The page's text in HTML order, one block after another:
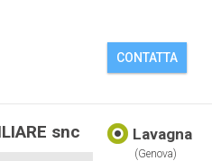
CONTATTA
snc Lavagna
(genova)